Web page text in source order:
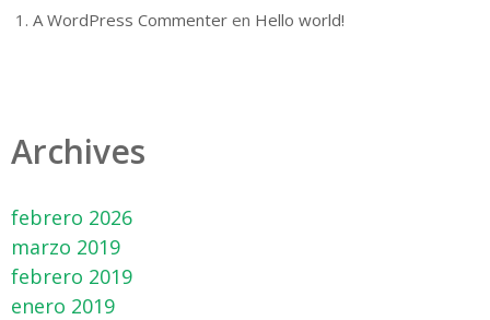
A WordPress Commenter en Hello world!
Archives
febrero 2026
marzo 2019
febrero 2019
enero 2019